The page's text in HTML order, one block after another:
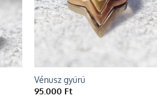
Vénusz gyűrű
95.000 Ft